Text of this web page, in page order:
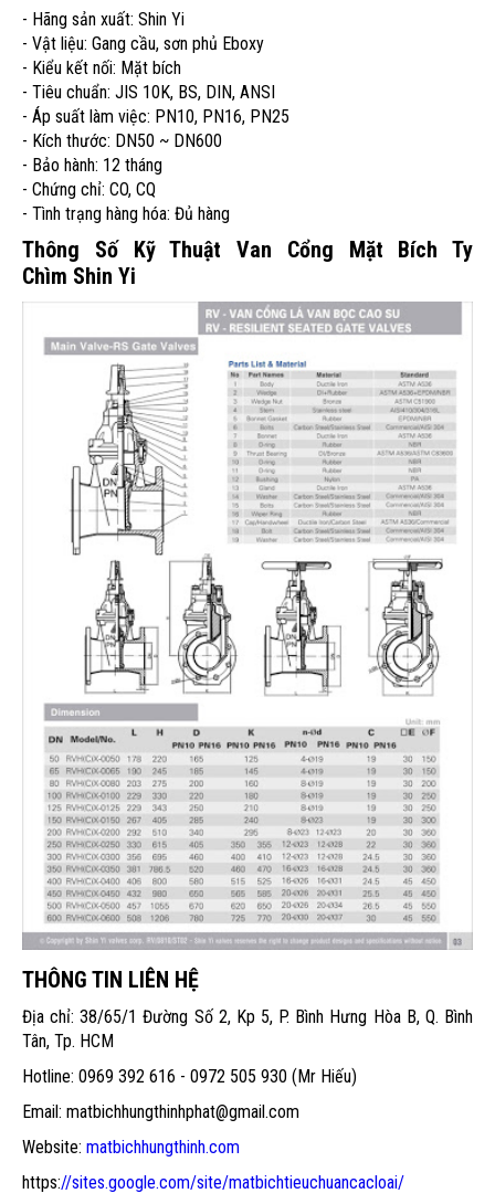
- Hãng sản xuất: Shin Yi
- Vật liệu: Gang cầu, sơn phủ Eboxy
- Kiểu kết nối: Mặt bích
- Tiêu chuẩn: JIS 10K, BS, DIN, ANSI
- Áp suất làm việc: PN10, PN16, PN25
- Kích thước: DN50 ~ DN600
- Bảo hành: 12 tháng
- Chứng chỉ: CO, CQ
- Tình trạng hàng hóa: Đủ hàng
Thông Số Kỹ Thuật Van Cổng Mặt Bích Ty
Chìm Shin Yi
THÔNG TIN LIÊN HỆ
Địa chỉ: 38/65/1 Đường Số 2, Kp 5, P. Bình Hưng Hòa B, Q. Bình
Tân, Tp. HCM
Hotline: 0969 392 616 - 0972 505 930 (Mr Hiếu)
Email: matbichhungthinhphat@gmail.com
Website: matbichhungthinh.com
https://sites.google.com/site/matbichtieuchuancacloai/